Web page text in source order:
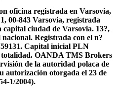
oficina registrada en Varsovia,
00-843 Varsovia, registrada
ciudad de Varsovia. 13?,
Registrada con el n?
Capital inicial PLN
totalidad. OANDA TMS Brokers
de la autoridad polaca de
autorización otorgada el 23 de
1/2004).